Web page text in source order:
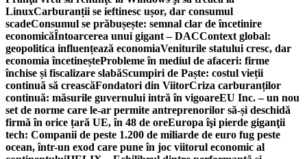
LinuxCarburanții se ieftinesc ușor, dar consumul
scadeConsumul se prăbușește: semnal clar de încetinire
economicăÎntoarcerea unui gigant – DACContext global:
geopolitica influențează economiaVeniturile statului cresc, dar
economia încetineșteProbleme în mediul de afaceri: firme
închise și fiscalizare slabăScumpiri de Paște: costul vieții
continuă să creascăFondatori din ViitorCriza carburanților
continuă: măsurile guvernului intră în vigoareEU Inc. – un nou
set de norme care le-ar permite antreprenorilor să-și deschidă
firmă în orice țară UE, în 48 de oreEuropa îşi pierde giganţii
tech: Companii de peste 1.200 de miliarde de euro fug peste
ocean, într-un exod care pune în joc viitorul economic al